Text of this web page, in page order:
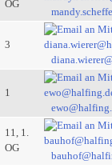
OG
3
1
11, 1.
OG